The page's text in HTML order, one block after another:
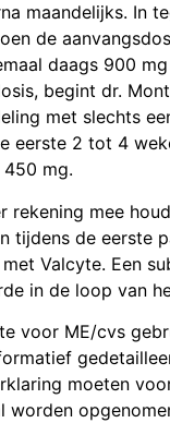
maandelijks. In
de
daags 900
begint dr.
met slechts
eerste 2 tot 4
mg.
rekening mee
tijdens de eerste
Valcyte. Een
in de loop van
voor ME/cvs
moeten
worden